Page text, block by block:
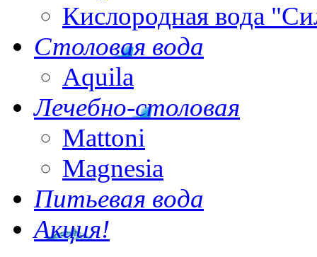
Кислородная вода
Столовая вода
Aquila
Лечебно-столовая
Mattoni
Magnesia
Питьевая вода
Акция!